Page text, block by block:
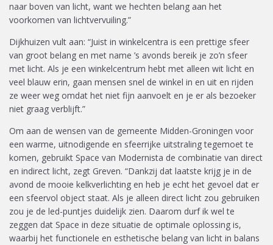
naar boven van licht, want we hechten belang aan het
voorkomen van lichtvervuiling.”
Dijkhuizen vult aan: “Juist in winkelcentra is een prettige sfeer
van groot belang en met name ’s avonds bereik je zo’n sfeer
met licht. Als je een winkelcentrum hebt met alleen wit licht en
veel blauw erin, gaan mensen snel de winkel in en uit en rijden
ze weer weg omdat het niet fijn aanvoelt en je er als bezoeker
niet graag verblijft.”
Om aan de wensen van de gemeente Midden-Groningen voor
een warme, uitnodigende en sfeerrijke uitstraling tegemoet te
komen, gebruikt Space van Modernista de combinatie van direct
en indirect licht, zegt Greven. “Dankzij dat laatste krijg je in de
avond de mooie kelkverlichting en heb je echt het gevoel dat er
een sfeervol object staat. Als je alleen direct licht zou gebruiken
zou je de led-puntjes duidelijk zien. Daarom durf ik wel te
zeggen dat Space in deze situatie de optimale oplossing is,
waarbij het functionele en esthetische belang van licht in balans